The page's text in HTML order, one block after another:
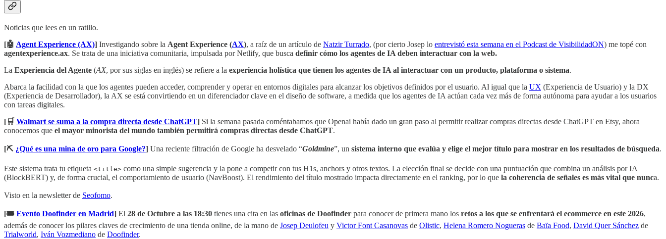
Noticias que lees en un ratillo.
[🤖 Agent Experience (AX)] Investigando sobre la Agent Experience (AX), a raíz de un artículo de Natzir Turrado, (por cierto Josep lo entrevistó esta semana en el Podcast de VisibilidadON) me topé con
agentexperience.ax. Se trata de una iniciativa comunitaria, impulsada por Netlify, que busca definir cómo los agentes de IA deben interactuar con la web.
La Experiencia del Agente (AX, por sus siglas en inglés) se refiere a la experiencia holística que tienen los agentes de IA al interactuar con un producto, plataforma o sistema.
Abarca la facilidad con la que los agentes pueden acceder, comprender y operar en entornos digitales para alcanzar los objetivos definidos por el usuario. Al igual que la UX (Experiencia de Usuario) y la DX
(Experiencia de Desarrollador), la AX se está convirtiendo en un diferenciador clave en el diseño de software, a medida que los agentes de IA actúan cada vez más de forma autónoma para ayudar a los usuarios
con tareas digitales.
[🛒 Walmart se suma a la compra directa desde ChatGPT] Si la semana pasada coméntabamos que Openai había dado un gran paso al permitir realizar compras directas desde ChatGPT en Etsy, ahora
conocemos que el mayor minorista del mundo también permitirá compras directas desde ChatGPT.
[⛏️ ¿Qué es una mina de oro para Google?] Una reciente filtración de Google ha desvelado “Goldmine”, un sistema interno que evalúa y elige el mejor título para mostrar en los resultados de búsqueda.
Este sistema trata tu etiqueta <title> como una simple sugerencia y la pone a competir con tus H1s, anchors y otros textos. La elección final se decide con una puntuación que combina un análisis por IA
(BlockBERT) y, de forma crucial, el comportamiento de usuario (NavBoost). El rendimiento del título mostrado impacta directamente en el ranking, por lo que la coherencia de señales es más vital que nunca.
Visto en la newsletter de Seofomo.
[🎟️ Evento Doofinder en Madrid] El 28 de Octubre a las 18:30 tienes una cita en las oficinas de Doofinder para conocer de primera mano los retos a los que se enfrentará el ecommerce en este 2026,
además de conocer los pilares claves de crecimiento de una tienda online, de la mano de Josep Deulofeu y Victor Font Casanovas de Olistic, Helena Romero Nogueras de Baïa Food, David Quer Sánchez de
Trialworld, Iván Vozmediano de Doofinder.